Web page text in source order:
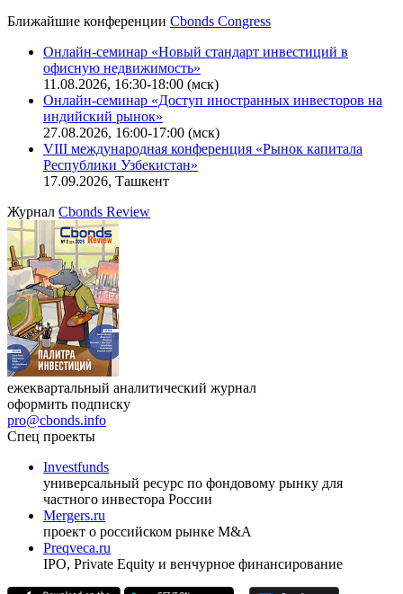
Ближайшие конференции Cbonds Congress
Онлайн-семинар «Новый стандарт инвестиций в
офисную недвижимость»
11.08.2026, 16:30-18:00 (мск)
Онлайн-семинар «Доступ иностранных инвесторов на
индийский рынок»
27.08.2026, 16:00-17:00 (мск)
VIII международная конференция «Рынок капитала
Республики Узбекистан»
17.09.2026, Ташкент
Журнал Cbonds Review
ежеквартальный аналитический журнал
оформить подписку
pro@cbonds.info
Спец проекты
Investfunds
универсальный ресурс по фондовому рынку для
частного инвестора России
Mergers.ru
проект о российском рынке M&A
Preqveca.ru
IPO, Private Equity и венчурное финансирование